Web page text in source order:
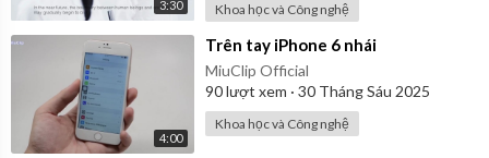
3:30 Khoa học và Công nghệ
4:00
⁣Trên tay iPhone 6 nhái
MiuClip Official
90lượt xem · 30 Tháng Sáu 2025
Khoa học và Công nghệ